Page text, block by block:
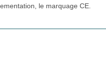
le marquage CE.